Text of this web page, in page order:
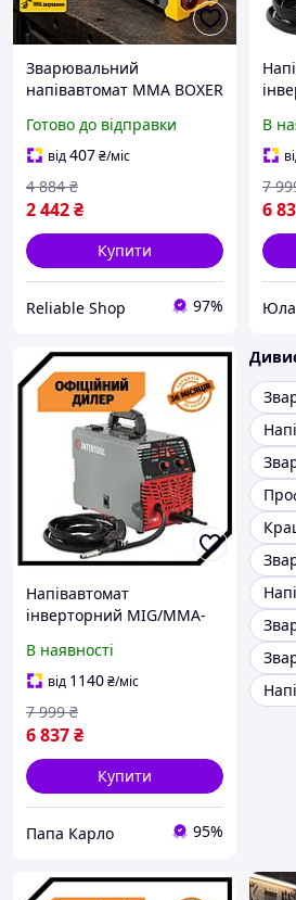
Зварювальний
напівавтомат MMA BOXER
Професійний
зварювальний
напівавтомат
Зварювальний
напівавтомат для дому
Готово до відправки
від407₴/міс
2 442₴
4 884 ₴
Купити
Reliable Shop 97%
дачі
В
6
7
Юла
Напівавтомат
інверторний MIG/MMA-
Зварювальний
напівавтомат для дому та
дачі
В наявності
від 1140₴/міс
6 837₴
7 999 ₴
Купити
Папа Карло 95%